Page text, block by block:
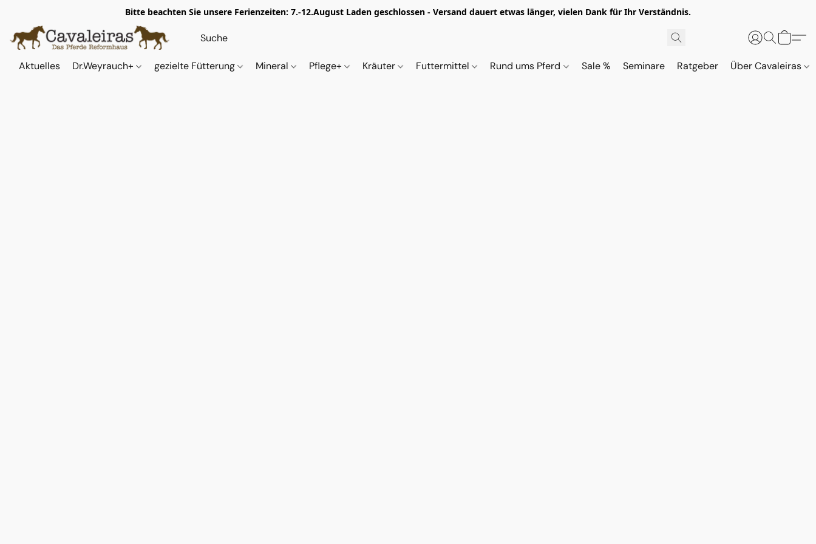
Bitte beachten Sie unsere Ferienzeiten: 7.-12.August Laden geschlossen - Versand dauert etwas länger, vielen Dank für Ihr Verständnis.
Aktuelles Dr.Weyrauch+ gezielte Fütterung Mineral Pflege+ Kräuter Futtermittel Rund ums Pferd Sale % Seminare Ratgeber Über Cavaleiras